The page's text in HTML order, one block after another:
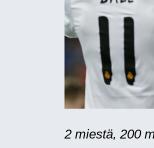
2 miestä, 200